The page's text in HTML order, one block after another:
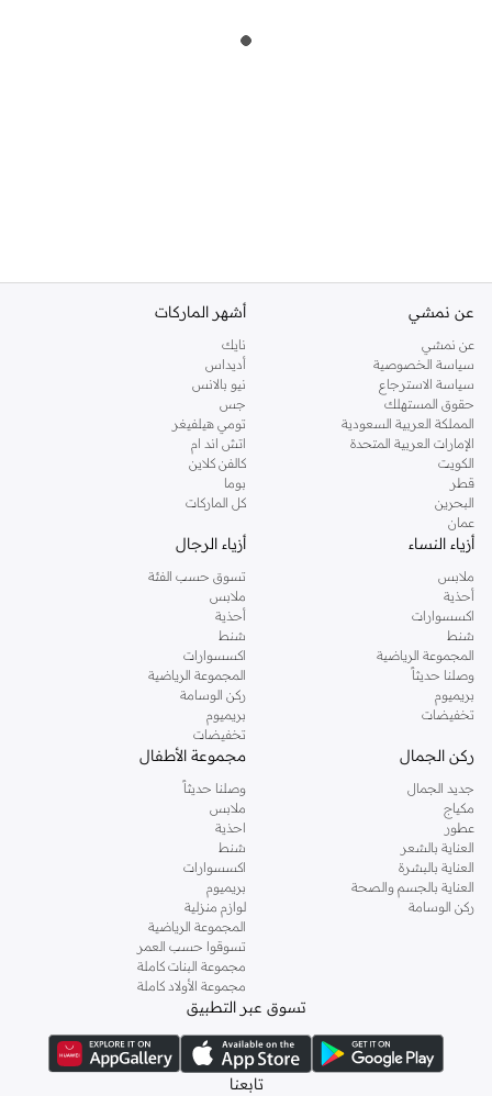
عن نمشي
عن نمشي
سياسة الخصوصية
سياسة الاسترجاع
حقوق المستهلك
المملكة العربية السعودية
الإمارات العربية المتحدة
الكويت
قطر
البحرين
عمان
أشهر الماركات
نايك
أديداس
نيو بالانس
جس
تومي هيلفيغر
اتش اند ام
كالفن كلاين
بوما
كل الماركات
أزياء النساء
ملابس
أحذية
اكسسوارات
شنط
المجموعة الرياضية
وصلنا حديثاً
بريميوم
تخفيضات
أزياء الرجال
تسوق حسب الفئة
ملابس
أحذية
شنط
اكسسوارات
المجموعة الرياضية
ركن الوسامة
بريميوم
تخفيضات
ركن الجمال
جديد الجمال
مكياج
عطور
العناية بالشعر
العناية بالبشرة
العناية بالجسم والصحة
ركن الوسامة
مجموعة الأطفال
وصلنا حديثاً
ملابس
احذية
شنط
اكسسوارات
بريميوم
لوازم منزلية
المجموعة الرياضية
تسوقوا حسب العمر
مجموعة البنات كاملة
مجموعة الأولاد كاملة
تسوق عبر التطبيق
تابعنا